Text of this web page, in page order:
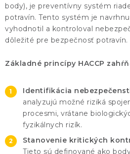
TLAČ DPS
OSTATNÉ
KONTAKTY
BLOG
ZNAČKY
Obchodné podmienky GDPR
body), je preventívny systém
potravín. Tento systém je
vyhodnotil a kontroloval
dôležité pre bezpečnosť potravín.
Základné princípy HACCP
Identifikácia
analyzujú možné riziká
procesmi, vrátane
fyzikálnych rizík.
Stanovenie kritických
Tieto sú definované ako